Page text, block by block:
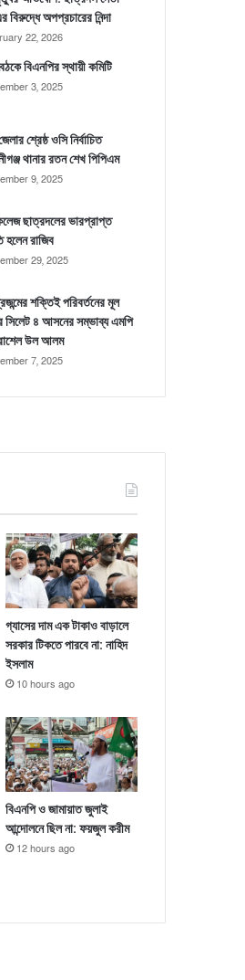
বিরুদ্ধে অপপ্রচারের নিন্দা
22, 2026
বিএনপির স্থায়ী কমিটি
3, 2025
শ্রেষ্ঠ ওসি নির্বাচিত
থানার রতন শেখ পিপিএম
9, 2025
ছাত্রদলের ভারপ্রাপ্ত
হলেন রাজিব
29, 2025
শক্তিই পরিবর্তনের মূল
সিলেট ৪ আসনের সম্ভাব্য এমপি
রাশেল উল আলম
7, 2025
গ্যাসের দাম এক টাকাও বাড়ালে
সরকার টিকতে পারবে না: নাহিদ
ইসলাম
10 hours ago
বিএনপি ও জামায়াত জুলাই
আন্দোলনে ছিল না: ফয়জুল করীম
12 hours ago